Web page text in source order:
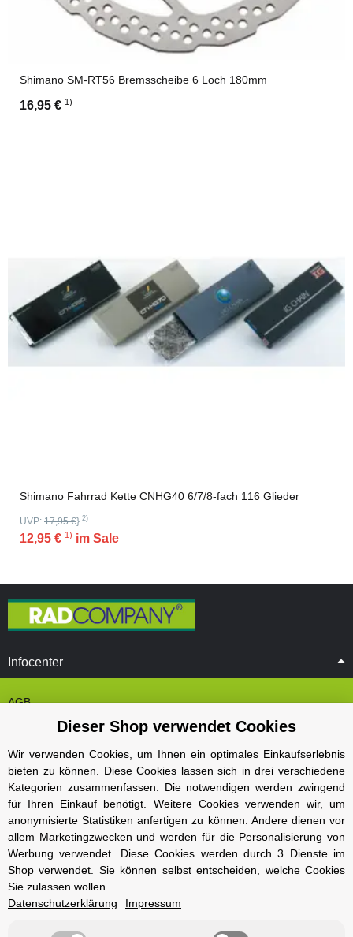
Shimano SM-RT56 Bremsscheibe 6 Loch 180mm
16,95 € 1)
Shimano Fahrrad Kette CNHG40 6/7/8-fach 116 Glieder
UVP: 17,95 €} 2)
12,95 € 1) im Sale
Infocenter
AGB
Cookie Einstelungen
Datenschutz
Impressum
Kontakt und Öffnungszeiten
Versand und Zahlungsarten
Widerrufsbelehrung
Radcompany
Dieser Shop verwendet Cookies
Wir verwenden Cookies, um Ihnen ein optimales Einkaufserlebnis
bieten zu können. Diese Cookies lassen sich in drei verschiedene
Kategorien zusammenfassen. Die notwendigen werden zwingend
für Ihren Einkauf benötigt. Weitere Cookies verwenden wir, um
anonymisierte Statistiken anfertigen zu können. Andere dienen vor
allem Marketingzwecken und werden für die Personalisierung von
Werbung verwendet. Diese Cookies werden durch 3 Dienste im
Shop verwendet. Sie können selbst entscheiden, welche Cookies
Sie zulassen wollen.
Datenschutzerklärung
Impressum